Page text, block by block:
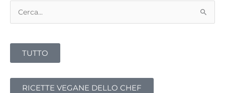
r
TUTTO
RICETTE VEGANE DELLO CHEF